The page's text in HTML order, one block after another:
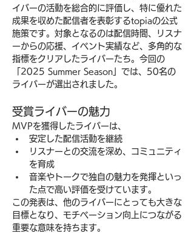
イバーの活動を総合的に評価し、特に優れた
成果を収めた配信者を表彰するtopiaの公式
施策です。対象となるのは配信時間、リスナ
ーからの応援、イベント実績など、多角的な
指標をクリアしたライバーたち。今回の
「2025 Summer Season」では、50名の
ライバーが選出されました。
受賞ライバーの魅力
MVPを獲得したライバーは、
安定した配信活動を継続
リスナーとの交流を深め、コミュニティ
を育成
音楽やトークで独自の魅力を発揮といっ
た点で高い評価を受けています。
この発表は、他のライバーにとっても大きな
目標となり、モチベーション向上につながる
重要な意味を持ちます。